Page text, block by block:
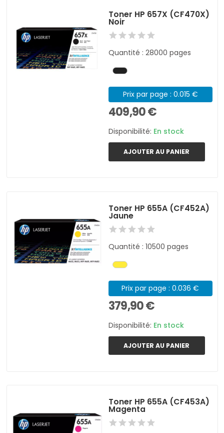
Toner HP 657X (CF470X)
Noir
Quantité : 28000 pages
Prix par page : 0.015 €
409,90 €
Disponibilité: En stock
AJOUTER AU PANIER
Toner HP 655A (CF452A)
Jaune
Quantité : 10500 pages
Prix par page : 0.036 €
379,90 €
Disponibilité: En stock
AJOUTER AU PANIER
Toner HP 655A (CF453A)
Magenta